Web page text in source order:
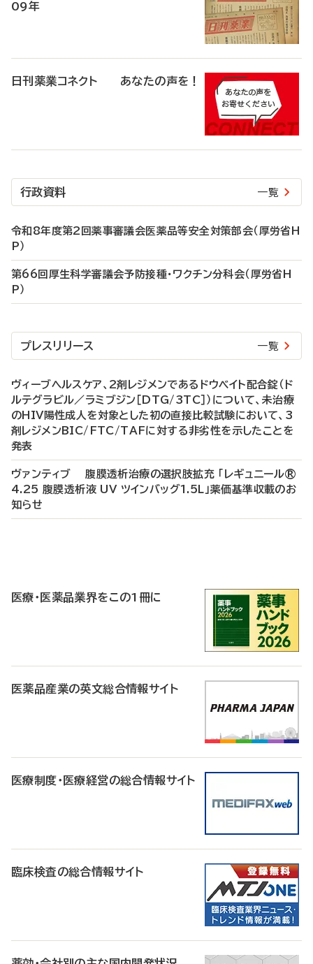
09年
日刊薬業コネクト あなたの声を！
行政資料 一覧
令和8年度第2回薬事審議会医薬品等安全対策部会（厚労省H
P）
第66回厚生科学審議会予防接種・ワクチン分科会（厚労省H
P）
プレスリリース 一覧
ヴィーブヘルスケア、2剤レジメンであるドウベイト配合錠（ド
ルテグラビル／ラミブジン［DTG/3TC］）について、未治療
のHIV陽性成人を対象とした初の直接比較試験において、3
剤レジメンBIC/FTC/TAFに対する非劣性を示したことを
発表
ヴァンティブ 腹膜透析治療の選択肢拡充 「レギュニール®
4.25 腹膜透析液 UV ツインバッグ1.5L」薬価基準収載のお
知らせ
医療・医薬品業界をこの1冊に
医薬品産業の英文総合情報サイト
医療制度・医療経営の総合情報サイト
臨床検査の総合情報サイト